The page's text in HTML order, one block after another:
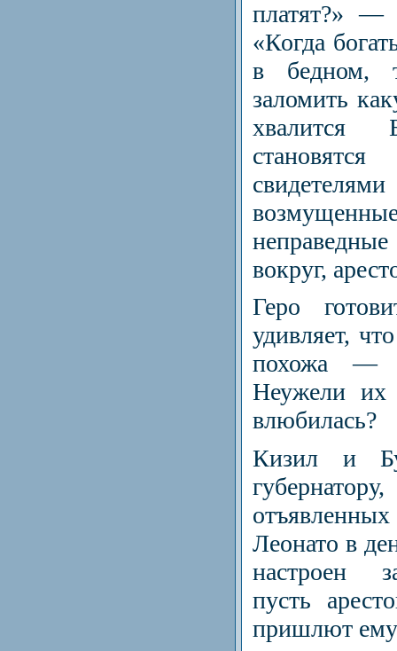
платят?» —
«Когда
в бедном,
заломить
хвалится
вокруг,
Геро
удивляет,
по­хожа —
Неужели их
влюбилась?
Кизил и
Леонато в
настроен
пусть
пришлют